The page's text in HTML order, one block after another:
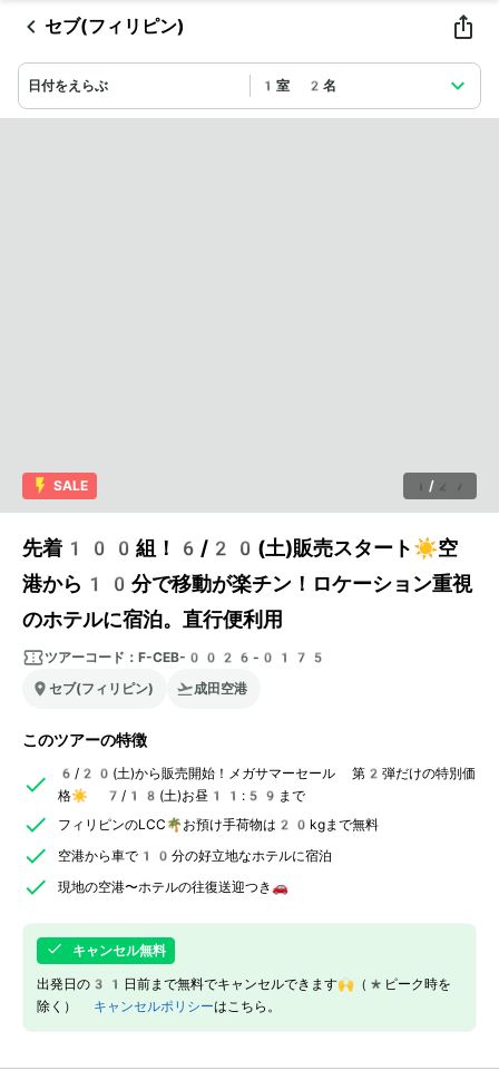
セブ(フィリピン)
日付をえらぶ 1室 2名
1 / 27
SALE
先着100組！6/20(土)販売スタート☀️空
港から10分で移動が楽チン！ロケーション重視
のホテルに宿泊。直行便利用
ツアーコード： F-CEB-0026-0175
セブ(フィリピン)
成田空港
このツアーの特徴
6/20(土)から販売開始！メガサマーセール 第2弾だけの特別価
格☀️ 7/18(土)お昼11:59まで
フィリピンのLCC🌴お預け手荷物は20kgまで無料
空港から車で10分の好立地なホテルに宿泊
現地の空港〜ホテルの往復送迎つき🚗
キャンセル無料
出発日の31日前まで無料でキャンセルできます🙌（*ピーク時を
除く） キャンセルポリシーはこちら。